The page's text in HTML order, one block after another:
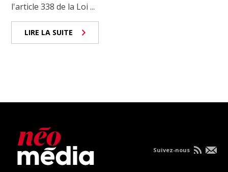
l'article 338 de la Loi ...
LIRE LA SUITE
Suivez-nous